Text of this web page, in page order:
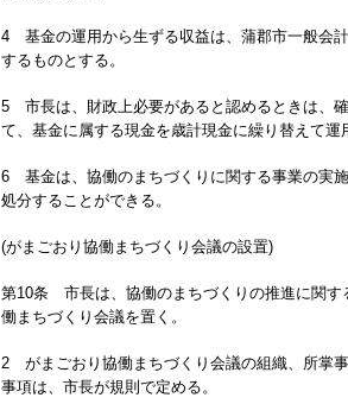
4 基金の運用から生ずる収益は、蒲郡市一般会
するものとする。
5 市長は、財政上必要があると認めるときは、
て、基金に属する現金を歳計現金に繰り替えて運
6 基金は、協働のまちづくりに関する事業の実
処分することができる。
(がまごおり協働まちづくり会議の設置)
第10条 市長は、協働のまちづくりの推進に関す
働まちづくり会議を置く。
2 がまごおり協働まちづくり会議の組織、所掌
事項は、市長が規則で定める。